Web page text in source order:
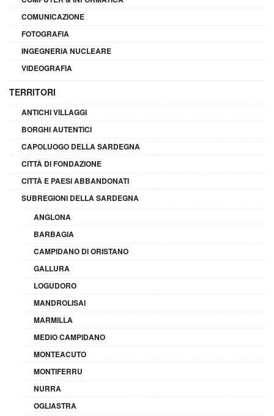
COMUNICAZIONE
FOTOGRAFIA
INGEGNERIA NUCLEARE
VIDEOGRAFIA
TERRITORI
ANTICHI VILLAGGI
BORGHI AUTENTICI
CAPOLUOGO DELLA SARDEGNA
CITTÀ DI FONDAZIONE
CITTÀ E PAESI ABBANDONATI
SUBREGIONI DELLA SARDEGNA
ANGLONA
BARBAGIA
CAMPIDANO DI ORISTANO
GALLURA
LOGUDORO
MANDROLISAI
MARMILLA
MEDIO CAMPIDANO
MONTEACUTO
MONTIFERRU
NURRA
OGLIASTRA